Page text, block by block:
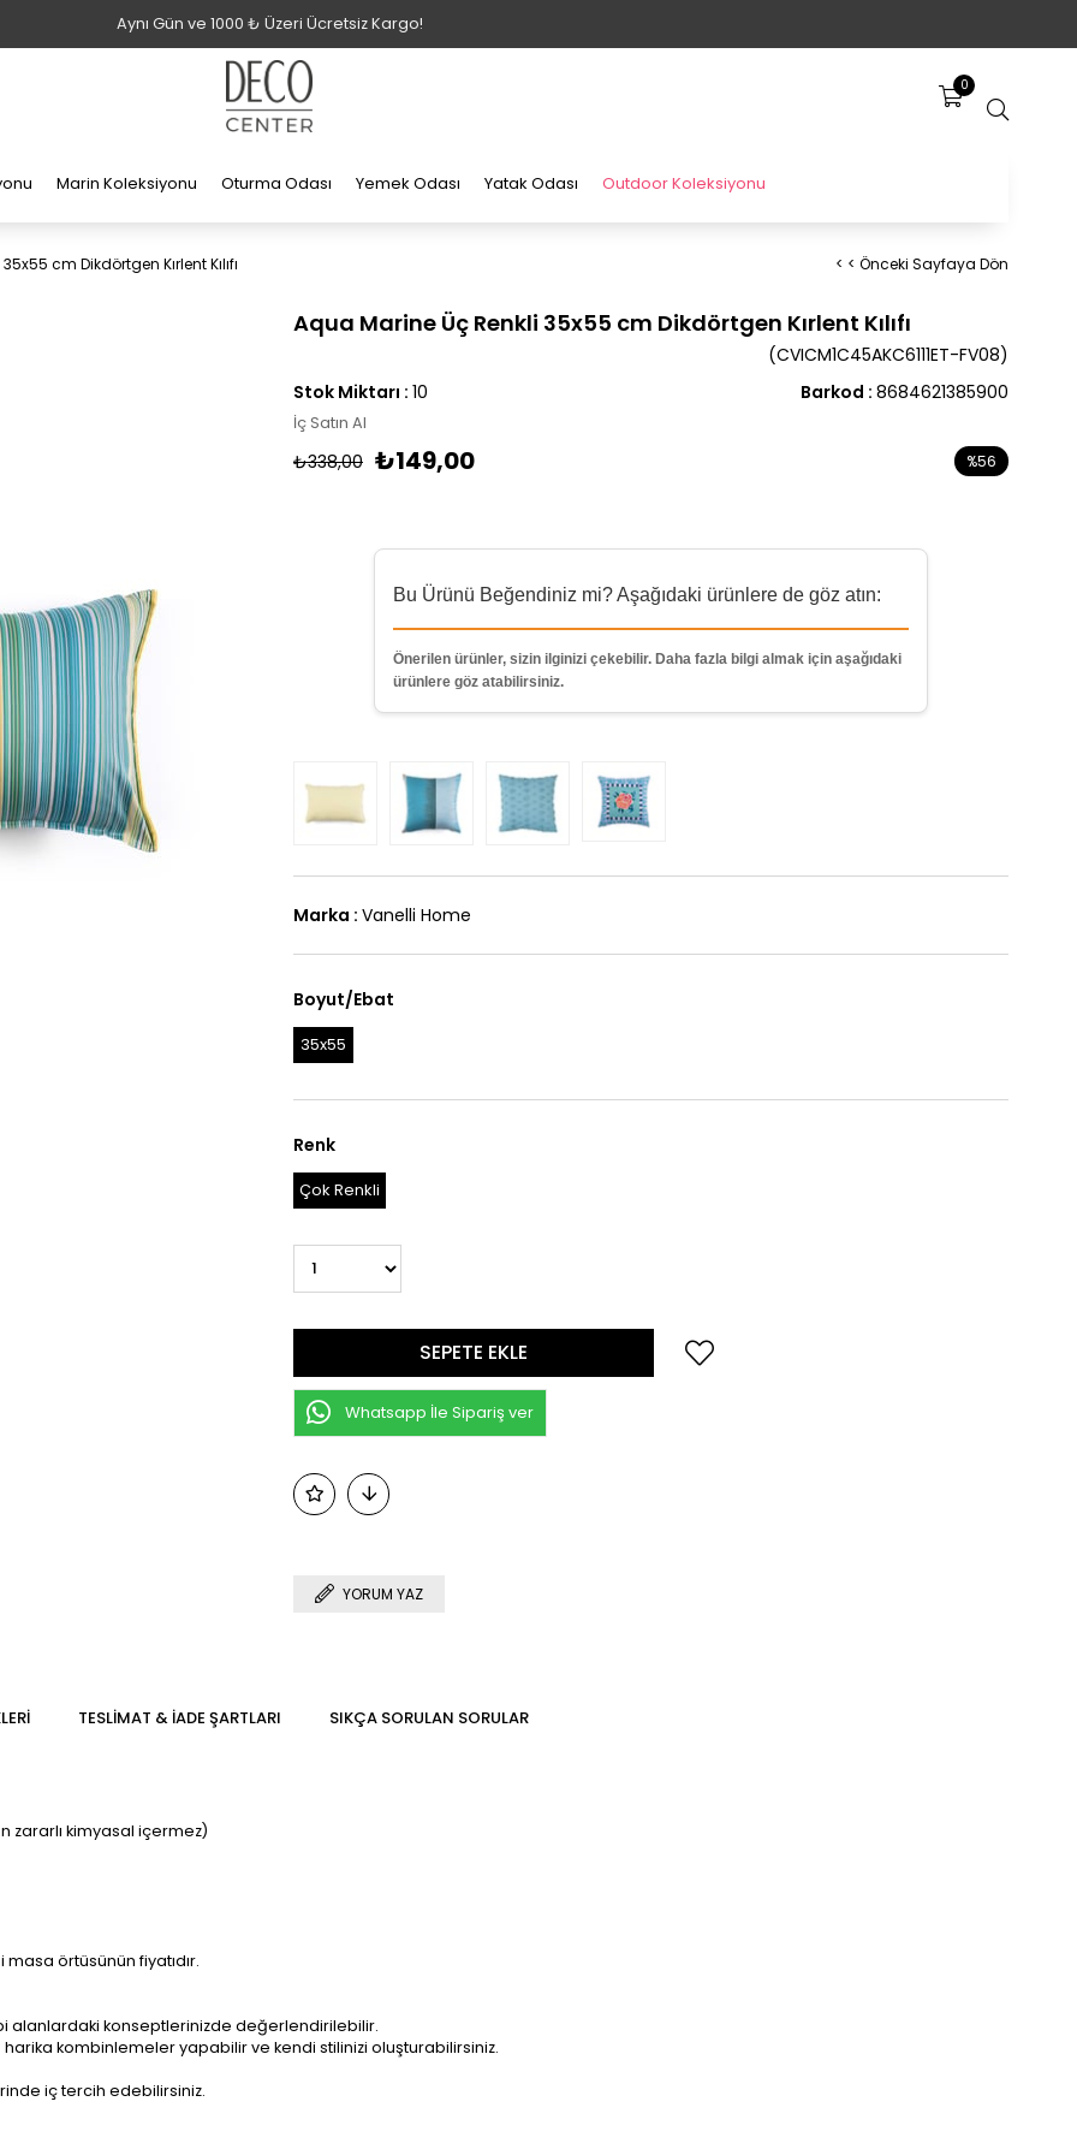
Aynı Gün ve 1000 ₺ Üzeri Ücretsiz Kargo!
0
Marin Koleksiyonu Oturma Odası Yemek Odası Yatak Odası Outdoor Koleksiyonu
cm Dikdörtgen Kırlent Kılıfı < < Önceki Sayfaya Dön
Aqua Marine Üç Renkli 35x55 cm Dikdörtgen Kırlent Kılıfı
(CVICM1C45AKC6111ET-FV08)
Barkod : 8684621385900
Stok Miktarı : 10
İç Satın Al
₺338,00 ₺149,00 %56
Bu Ürünü Beğendiniz mi? Aşağıdaki ürünlere de göz atın:
Önerilen ürünler, sizin ilginizi çekebilir. Daha fazla bilgi almak için aşağıdaki
ürünlere göz atabilirsiniz.
Marka : Vanelli Home
Boyut/Ebat
35x55
Renk
Çok Renkli
Whatsapp İle Sipariş ver
YORUM YAZ
TESLIMAT & İADE ŞARTLARI SIKÇA SORULAN SORULAR
zararlı kimyasal içermez)
örtüsünün fiyatıdır.
alanlardaki konseptlerinizde değerlendirilebilir.
kombinlemeler yapabilir ve kendi stilinizi oluşturabilirsiniz.
iç tercih edebilirsiniz.